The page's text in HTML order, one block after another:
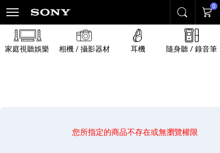
搜尋 購物
0
家庭視聽娛樂 相機 / 攝影器材 耳機 隨身聽 / 錄音筆
您所指定的商品不存在或無瀏覽權限